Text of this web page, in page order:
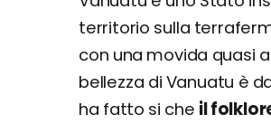
territorio sulla
con una movida quasi
bellezza di Vanuatu è
ha fatto si che il